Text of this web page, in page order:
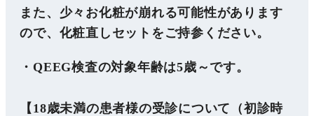
また、少々お化粧が崩れる可能性があります
ので、化粧直しセットをご持参ください。
・QEEG検査の対象年齢は5歳～です。
【18歳未満の患者様の受診について（初診時